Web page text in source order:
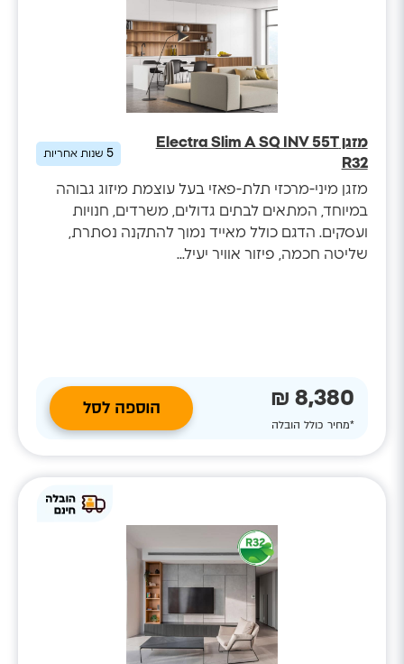
מזגן Electra Slim A SQ INV 55T
R32
5שנות אחריות
מזגן מיני-מרכזי תלת-פאזי בעל עוצמת מיזוג גבוהה
במיוחד, המתאים לבתים גדולים, משרדים, חנויות
ועסקים. הדגם כולל מאייד נמוך להתקנה נסתרת,
שליטה חכמה, פיזור אוויר יעיל...
8,380 ₪
*מחיר כולל הובלה
הוספה לסל